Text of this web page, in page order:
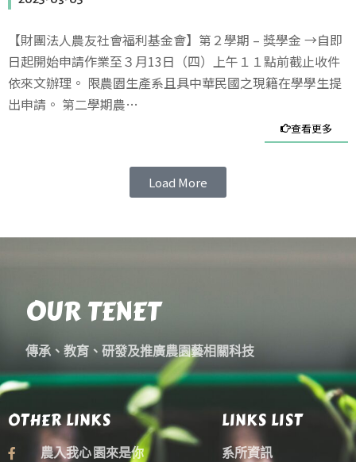
【財團法人農友社會福利基金會】第２學期 – 獎學金 →自即
日起開始申請作業至３月13日（四）上午１１點前截止收件
依來文辦理。 限農園生產系且具中華民國之現籍在學學生提
出申請。 第二學期農…
查看更多
Load More
LINKS LIST
系所資訊
OTHER LINKS
農入我心 園來是你
OUR TENET
傳承、教育、研發及推廣農園藝相關科技